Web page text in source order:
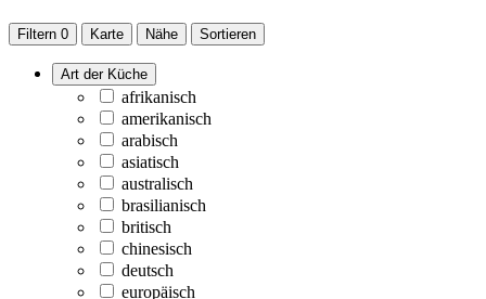
Filtern 0 Karte Nähe Sortieren
Art der Küche
afrikanisch
amerikanisch
arabisch
asiatisch
australisch
brasilianisch
britisch
chinesisch
deutsch
europäisch